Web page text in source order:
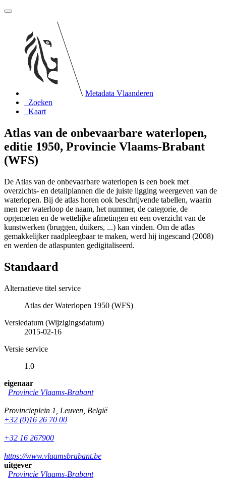
Metadata Vlaanderen
Zoeken
Kaart
Atlas van de onbevaarbare waterlopen,
editie 1950, Provincie Vlaams-Brabant
(WFS)
De Atlas van de onbevaarbare waterlopen is een boek met
overzichts- en detailplannen die de juiste ligging weergeven van de
waterlopen. Bij de atlas horen ook beschrijvende tabellen, waarin
men per waterloop de naam, het nummer, de categorie, de
opgemeten en de wettelijke afmetingen en een overzicht van de
kunstwerken (bruggen, duikers, ...) kan vinden. Om de atlas
gemakkelijker raadpleegbaar te maken, werd hij ingescand (2008)
en werden de atlaspunten gedigitaliseerd.
Standaard
Alternatieve titel service
Atlas der Waterlopen 1950 (WFS)
Versiedatum (Wijzigingsdatum)
2015-02-16
Versie service
1.0
eigenaar
Provincie Vlaams-Brabant
Provincieplein 1 Leuven België
+32 (0)16 26 70 00
+32 16 267900
https://www.vlaamsbrabant.be
uitgever
Provincie Vlaams-Brabant